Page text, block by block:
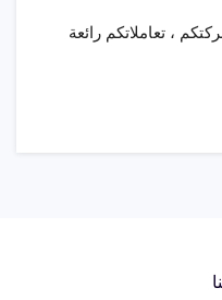
، تعاملاتكم رائعة